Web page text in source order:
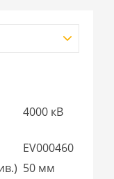
4000 кВ
EV000460
50 мм